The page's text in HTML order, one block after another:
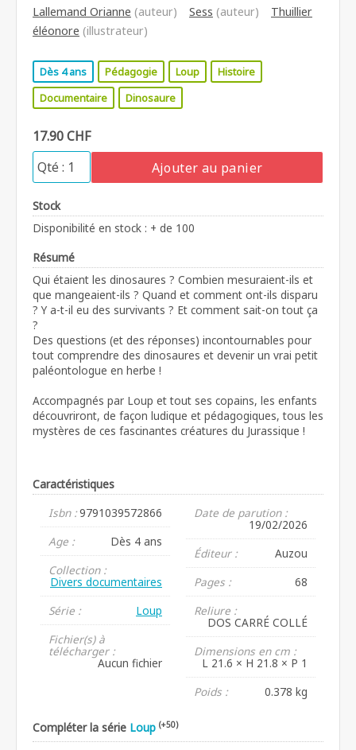
Lallemand Orianne (auteur) Sess (auteur)
Thuillier
éléonore (illustrateur)
Dès 4 ans Pédagogie Loup
Histoire
Documentaire
Dinosaure
17.90 CHF
Ajouter au panier
Stock
Disponibilité en stock : + de 100
Résumé
Qui étaient les dinosaures ? Combien mesuraient-ils et
que mangeaient-ils ? Quand et comment ont-ils disparu
? Y a-t-il eu des survivants ? Et comment sait-on tout ça
?
Des questions (et des réponses) incontournables pour
tout comprendre des dinosaures et devenir un vrai petit
paléontologue en herbe !
Accompagnés par Loup et tout ses copains, les enfants
découvriront, de façon ludique et pédagogiques, tous les
mystères de ces fascinantes créatures du Jurassique !
Caractéristiques
Isbn :9791039572866
Age :
Dès 4 ans
Collection :
Divers documentaires
Série :
Loup
Fichier(s) à
télécharger :
Aucun fichier
Date de parution :
19/02/2026
Éditeur :
Auzou
Pages :
68
Reliure :
DOS CARRÉ COLLÉ
Dimensions en cm :
L 21.6 × H 21.8 × P 1
Poids :
0.378 kg
Compléter la série Loup (+50)